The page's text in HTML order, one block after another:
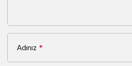
Adınız *